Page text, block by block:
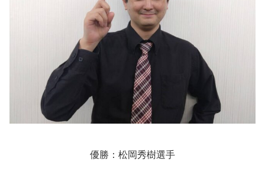
優勝：松岡秀樹選手